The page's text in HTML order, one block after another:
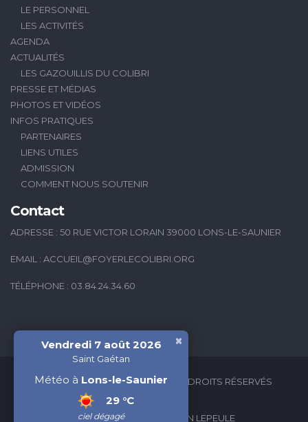
LE PERSONNEL
LES ACTIVITÉS
AGENDA
ACTUALITÉS
LES GAZOUILLIS DU COLIBRI
PRESSE ET MÉDIAS
PHOTOS ET VIDÉOS
INFOS PRATIQUES
PARTENAIRES
LIENS UTILES
ADMISSION
COMMENT NOUS SOUTENIR
Contact
ADRESSE : 50 RUE VICTOR LORAIN 39000 LONS-LE-SAUNIER
EMAIL : ACCUEIL@FOYERLECOLIBRI.ORG
TÉLÉPHONE : 03.84.24.34.60
2026 © FOYER LE COLIBRI - TOUS DROITS RÉSERVÉS
CRÉATION WEB : VALÉRIAN LEPEULE
Vendredi 7 août 2026
Saint Gaétan
Météo à Lons-le-Saunier
29 °C
ciel dégagé
×